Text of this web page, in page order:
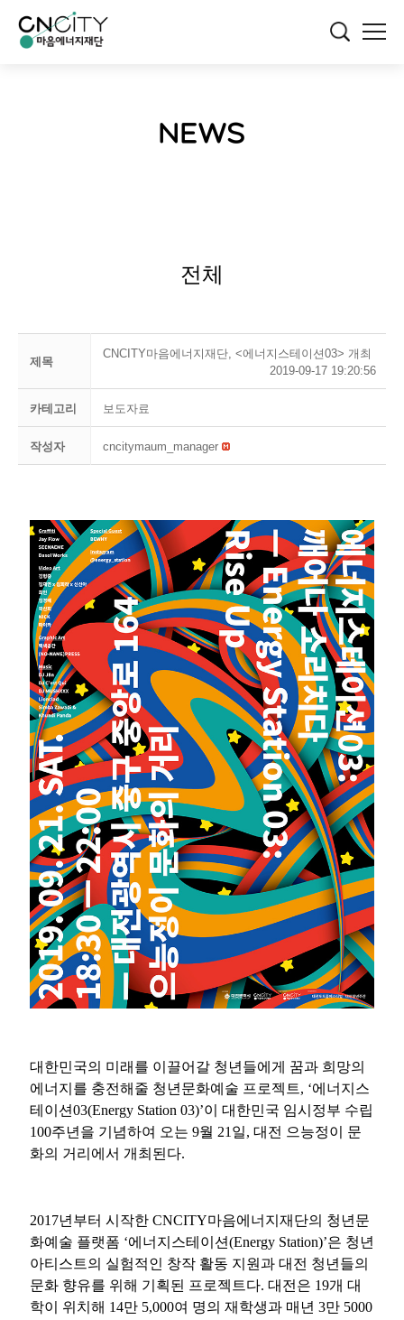
NEWS
전체
제목
CNCITY마음에너지재단, <에너지스테이션03> 개최
2019-09-17 19:20:56
카테고리 보도자료
작성자 cncitymaum_manager
대한민국의 미래를 이끌어갈 청년들에게 꿈과 희망의
에너지를 충전해줄 청년문화예술 프로젝트, ‘에너지스
테이션03(Energy Station 03)’이 대한민국 임시정부 수립
100주년을 기념하여 오는 9월 21 일, 대전 으능정이 문
화의 거리에서 개최된다.
2017년부터 시작한 CNCITY마음에너지재단의 청년문
화예술 플랫폼 ‘에너지스테이션(Energy Station)’은 청년
아티스트의 실험적인 창작 활동 지원과 대전 청년들의
문화 향유를 위해 기획된 프로젝트다. 대전은 19개 대
학이 위치해 14만 5,000여 명의 재학생과 매년 3만 5000